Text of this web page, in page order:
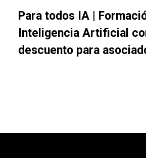
Para todos IA |
Inteligencia Artificial
descuento para